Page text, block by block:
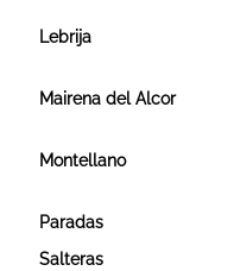
Lebrija
Mairena del Alcor
Montellano
Paradas
Salteras